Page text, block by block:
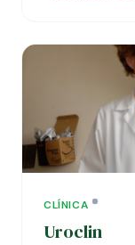
CLÍNICA
Uroclin